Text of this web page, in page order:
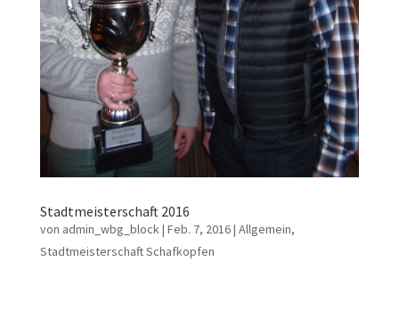
Stadtmeisterschaft 2016
von admin_wbg_block| Feb. 7, 2016| Allgemein,
Stadtmeisterschaft Schafkopfen